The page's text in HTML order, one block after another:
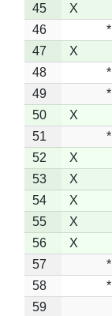
45
X
46
*
47
X
48
*
49
*
50
X
51
*
52
X
53
X
54
X
55
X
56
X
57
*
58
*
59